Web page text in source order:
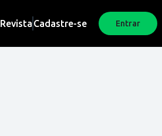
Revista Cadastre-se Entrar